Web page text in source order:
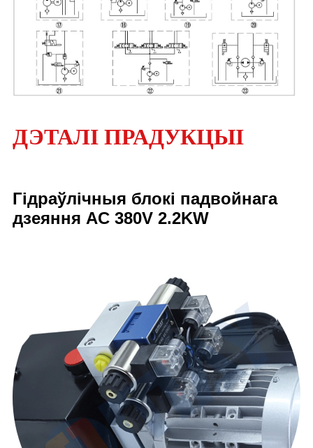
ДЭТАЛІ ПРАДУКЦЫІ
Гідраўлічныя блокі падвойнага
дзеяння AC 380V 2.2KW